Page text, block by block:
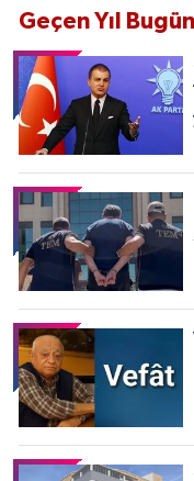
Geçen Yıl Bugün